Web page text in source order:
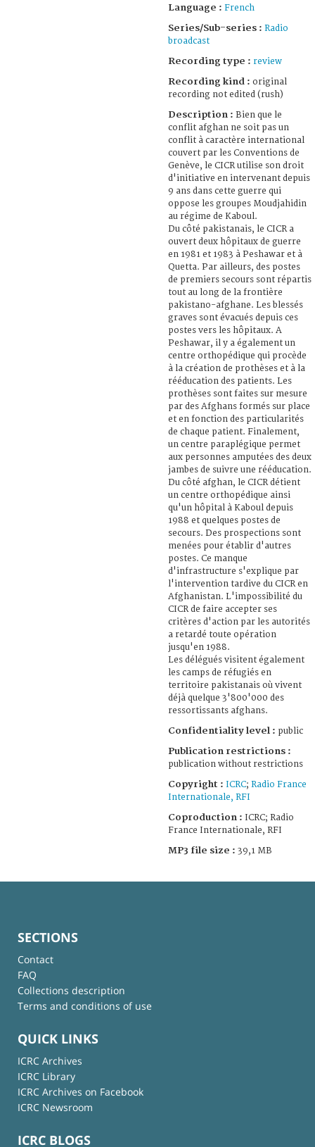
Language : French
Series/Sub-series : Radio
broadcast
Recording type : review
Recording kind : original
recording not edited (rush)
Description : Bien que le
conflit afghan ne soit pas un
conflit à caractère international
couvert par les Conventions de
Genève, le CICR utilise son droit
d'initiative en intervenant depuis
9 ans dans cette guerre qui
oppose les groupes Moudjahidin
au régime de Kaboul.
Du côté pakistanais, le CICR a
ouvert deux hôpitaux de guerre
en 1981 et 1983 à Peshawar et à
Quetta. Par ailleurs, des postes
de premiers secours sont répartis
tout au long de la frontière
pakistano-afghane. Les blessés
graves sont évacués depuis ces
postes vers les hôpitaux. A
Peshawar, il y a également un
centre orthopédique qui procède
à la création de prothèses et à la
rééducation des patients. Les
prothèses sont faites sur mesure
par des Afghans formés sur place
et en fonction des particularités
de chaque patient. Finalement,
un centre paraplégique permet
aux personnes amputées des deux
jambes de suivre une rééducation.
Du côté afghan, le CICR détient
un centre orthopédique ainsi
qu'un hôpital à Kaboul depuis
1988 et quelques postes de
secours. Des prospections sont
menées pour établir d'autres
postes. Ce manque
d'infrastructure s'explique par
l'intervention tardive du CICR en
Afghanistan. L'impossibilité du
CICR de faire accepter ses
critères d'action par les autorités
a retardé toute opération
jusqu'en 1988.
Les délégués visitent également
les camps de réfugiés en
territoire pakistanais où vivent
déjà quelque 3'800'000 des
ressortissants afghans.
Confidentiality level : public
Publication restrictions :
publication without restrictions
Copyright : ICRC; Radio France
Internationale, RFI
Coproduction : ICRC; Radio
France Internationale, RFI
MP3 file size : 39,1 MB
SECTIONS
Contact
FAQ
Collections description
Terms and conditions of use
QUICK LINKS
ICRC Archives
ICRC Library
ICRC Archives on Facebook
ICRC Newsroom
ICRC BLOGS